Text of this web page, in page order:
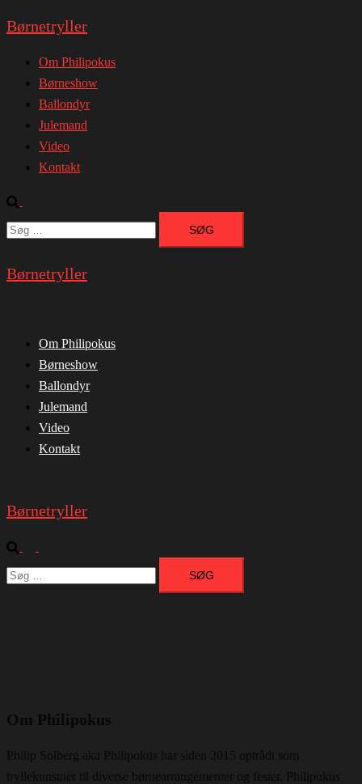
Skip
content
Børnetryller
Om Philipokus
Børneshow
Ballondyr
Julemand
Video
Kontakt
Search
Søg
efter:
Børnetryller
Om Philipokus
Børneshow
Ballondyr
Julemand
Video
Kontakt
Børnetryller
Search
menu
Søg
efter:
Om Philipokus
Philip Solberg aka Philipokus har siden 2015 optrådt som
tryllekunstner til diverse børnearrangementer og fester. Philipukus